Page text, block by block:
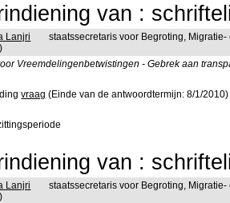
van :
Lanjri
staatssecretaris voor Begroting,
Vreemdelingenbetwistingen - Gebrek aan
vraag (Einde van de antwoordtermijn: 8/1/2010)
van :
Lanjri
staatssecretaris voor Begroting,